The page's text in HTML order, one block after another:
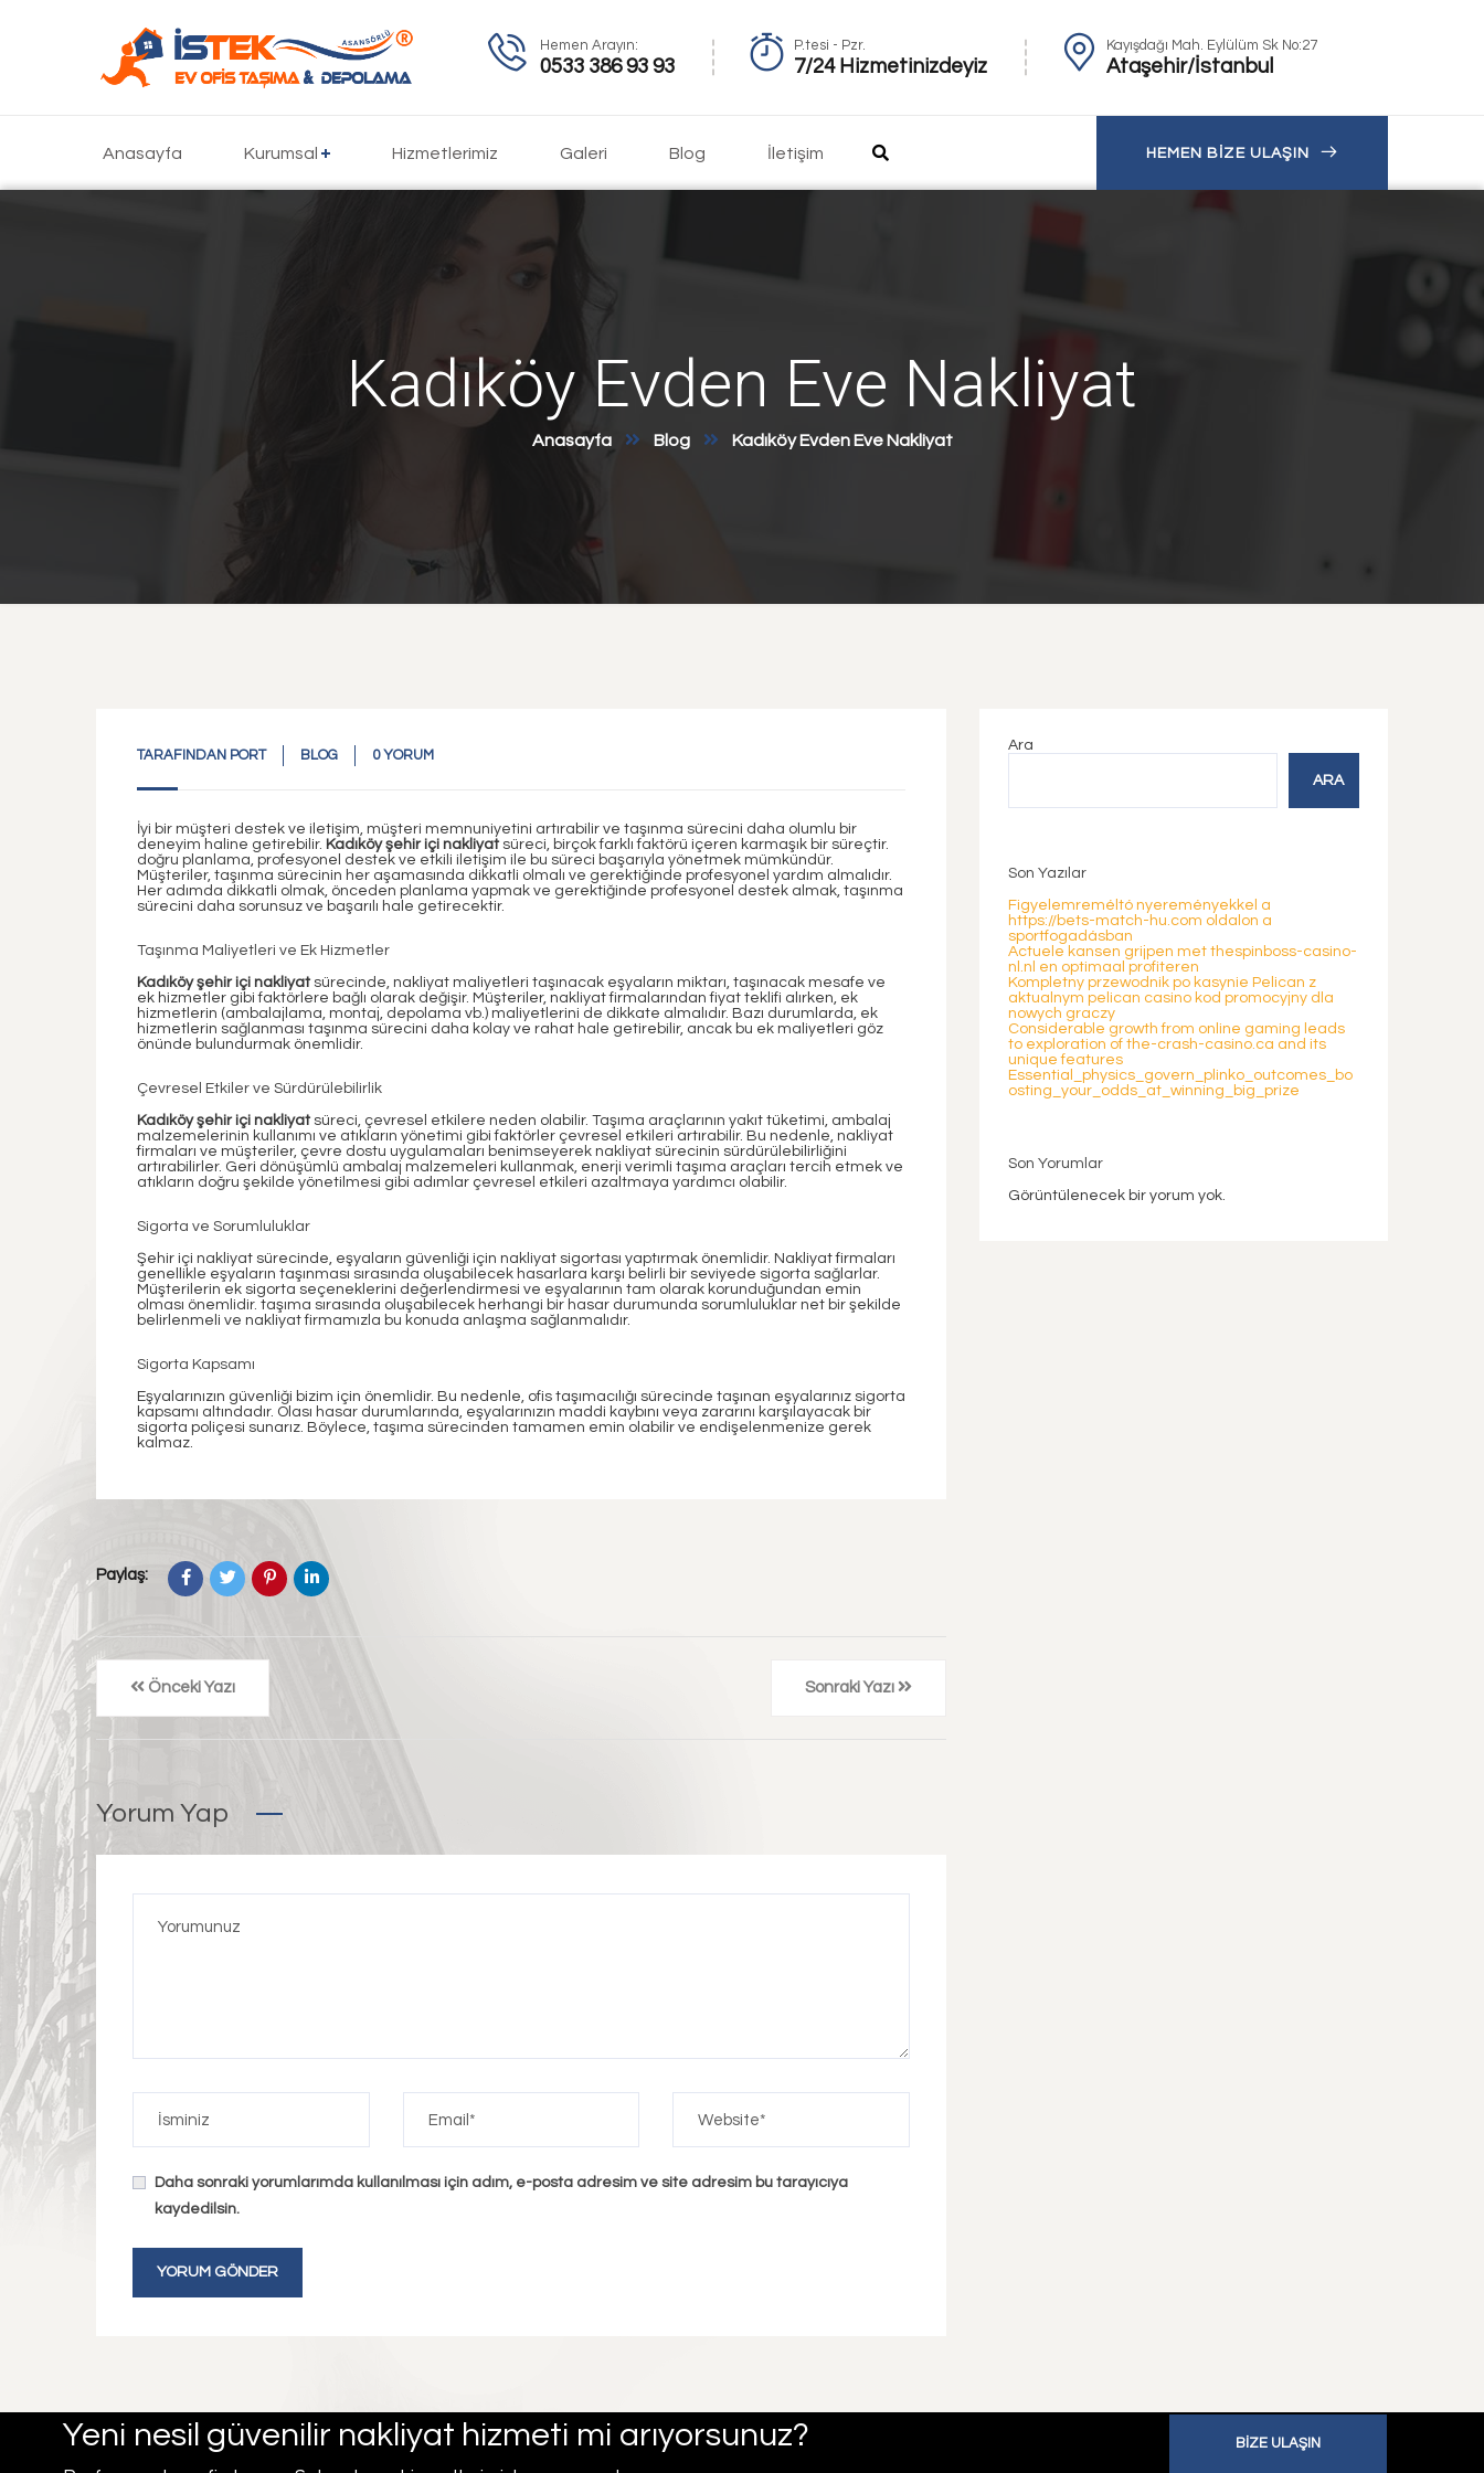
Hemen Arayın:
0533 386 93 93
P.tesi - Pzr.
7/24 Hizmetinizdeyiz
Kayışdağı Mah. Eylülüm Sk No:27
Ataşehir/İstanbul
Anasayfa Kurumsal Hizmetlerimiz Galeri Blog İletişim HEMEN BİZE ULAŞIN
Kadıköy Evden Eve Nakliyat
Anasayfa Blog Kadıköy Evden Eve Nakliyat
TARAFINDAN PORT BLOG 0 YORUM
İyi bir müşteri destek ve iletişim, müşteri memnuniyetini artırabilir ve taşınma sürecini daha olumlu bir
deneyim haline getirebilir. Kadıköy şehir içi nakliyat süreci, birçok farklı faktörü içeren karmaşık bir süreçtir.
doğru planlama, profesyonel destek ve etkili iletişim ile bu süreci başarıyla yönetmek mümkündür.
Müşteriler, taşınma sürecinin her aşamasında dikkatli olmalı ve gerektiğinde profesyonel yardım almalıdır.
Her adımda dikkatli olmak, önceden planlama yapmak ve gerektiğinde profesyonel destek almak, taşınma
sürecini daha sorunsuz ve başarılı hale getirecektir.
Taşınma Maliyetleri ve Ek Hizmetler
Kadıköy şehir içi nakliyat sürecinde, nakliyat maliyetleri taşınacak eşyaların miktarı, taşınacak mesafe ve
ek hizmetler gibi faktörlere bağlı olarak değişir. Müşteriler, nakliyat firmalarından fiyat teklifi alırken, ek
hizmetlerin (ambalajlama, montaj, depolama vb.) maliyetlerini de dikkate almalıdır. Bazı durumlarda, ek
hizmetlerin sağlanması taşınma sürecini daha kolay ve rahat hale getirebilir, ancak bu ek maliyetleri göz
önünde bulundurmak önemlidir.
Çevresel Etkiler ve Sürdürülebilirlik
Kadıköy şehir içi nakliyat süreci, çevresel etkilere neden olabilir. Taşıma araçlarının yakıt tüketimi, ambalaj
malzemelerinin kullanımı ve atıkların yönetimi gibi faktörler çevresel etkileri artırabilir. Bu nedenle, nakliyat
firmaları ve müşteriler, çevre dostu uygulamaları benimseyerek nakliyat sürecinin sürdürülebilirliğini
artırabilirler. Geri dönüşümlü ambalaj malzemeleri kullanmak, enerji verimli taşıma araçları tercih etmek ve
atıkların doğru şekilde yönetilmesi gibi adımlar çevresel etkileri azaltmaya yardımcı olabilir.
Sigorta ve Sorumluluklar
Şehir içi nakliyat sürecinde, eşyaların güvenliği için nakliyat sigortası yaptırmak önemlidir. Nakliyat firmaları
genellikle eşyaların taşınması sırasında oluşabilecek hasarlara karşı belirli bir seviyede sigorta sağlarlar.
Müşterilerin ek sigorta seçeneklerini değerlendirmesi ve eşyalarının tam olarak korunduğundan emin
olması önemlidir. taşıma sırasında oluşabilecek herhangi bir hasar durumunda sorumluluklar net bir şekilde
belirlenmeli ve nakliyat firmamızla bu konuda anlaşma sağlanmalıdır.
Sigorta Kapsamı
Eşyalarınızın güvenliği bizim için önemlidir. Bu nedenle, ofis taşımacılığı sürecinde taşınan eşyalarınız sigorta
kapsamı altındadır. Olası hasar durumlarında, eşyalarınızın maddi kaybını veya zararını karşılayacak bir
sigorta poliçesi sunarız. Böylece, taşıma sürecinden tamamen emin olabilir ve endişelenmenize gerek
kalmaz.
Paylaş:
Önceki Yazı Sonraki Yazı
Yorum Yap
Daha sonraki yorumlarımda kullanılması için adım, e-posta adresim ve site adresim bu tarayıcıya
kaydedilsin.
Ara
ARA
Son Yazılar
Figyelemreméltó nyereményekkel a
https://bets-match-hu.com oldalon a
sportfogadásban
Actuele kansen grijpen met thespinboss-casino-
nl.nl en optimaal profiteren
Kompletny przewodnik po kasynie Pelican z
aktualnym pelican casino kod promocyjny dla
nowych graczy
Considerable growth from online gaming leads
to exploration of the-crash-casino.ca and its
unique features
Essential_physics_govern_plinko_outcomes_bo
osting_your_odds_at_winning_big_prize
Son Yorumlar
Görüntülenecek bir yorum yok.
Yeni nesil güvenilir nakliyat hizmeti mi arıyorsunuz? BIZE ULAŞIN